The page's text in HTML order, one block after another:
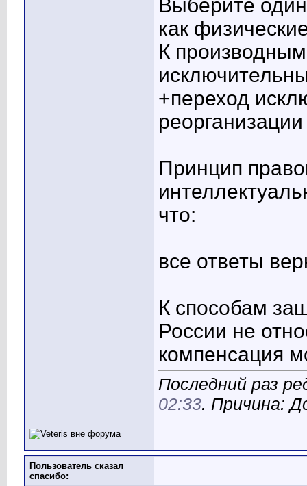
Выберите
как
К
+переход
Принцип
что:
все ответы
К способам
России не
компенсация
Последний раз
02:33. Причина:
Пользователь сказал
cпасибо: